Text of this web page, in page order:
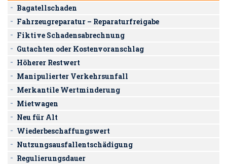
Bagatellschaden
Fahrzeugreparatur – Reparaturfreigabe
Fiktive Schadensabrechnung
Gutachten oder Kostenvoranschlag
Höherer Restwert
Manipulierter Verkehrsunfall
Merkantile Wertminderung
Mietwagen
Neu für Alt
Wiederbeschaffungswert
Nutzungsausfallentschädigung
Regulierungsdauer